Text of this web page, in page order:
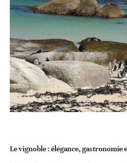
Le vignoble : élégance,